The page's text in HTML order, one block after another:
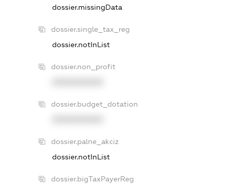
dossier.missingData
dossier.single_tax_reg
dossier.notInList
dossier.non_profit
dossier.budget_dotation
dossier.palne_akciz
dossier.notInList
dossier.bigTaxPayerReg